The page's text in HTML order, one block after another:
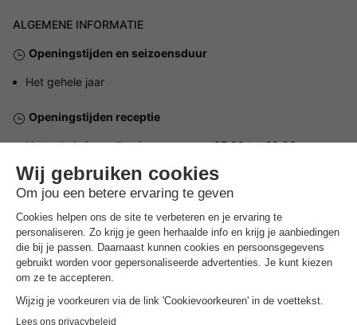
ALGEMENE INFORMATIE
Openingstijden en seizoensduur
Het gehele jaar
Openingstijden receptie
Het gehele jaar, elke dag, open van 07:00 tot 20:00
Gesproken talen bij de receptie
Parkeren
Buiten het park
Huisdieren